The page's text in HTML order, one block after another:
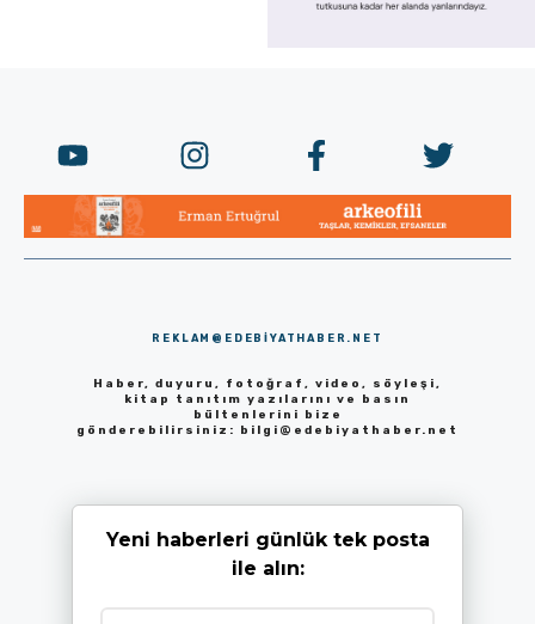
REKLAM@EDEBIYATHABER.NET
Haber, duyuru, fotoğraf, video, söyleşi,
kitap tanıtım yazılarını ve basın
bültenlerini bize
gönderebilirsiniz: bilgi@edebiyathaber.net
Yeni haberleri günlük tek posta
ile alın: